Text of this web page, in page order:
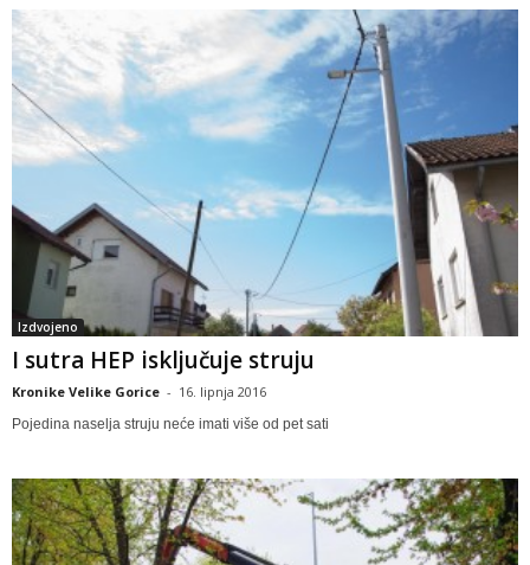
Izdvojeno
I sutra HEP isključuje struju
Kronike Velike Gorice - 16. lipnja 2016
Pojedina naselja struju neće imati više od pet sati